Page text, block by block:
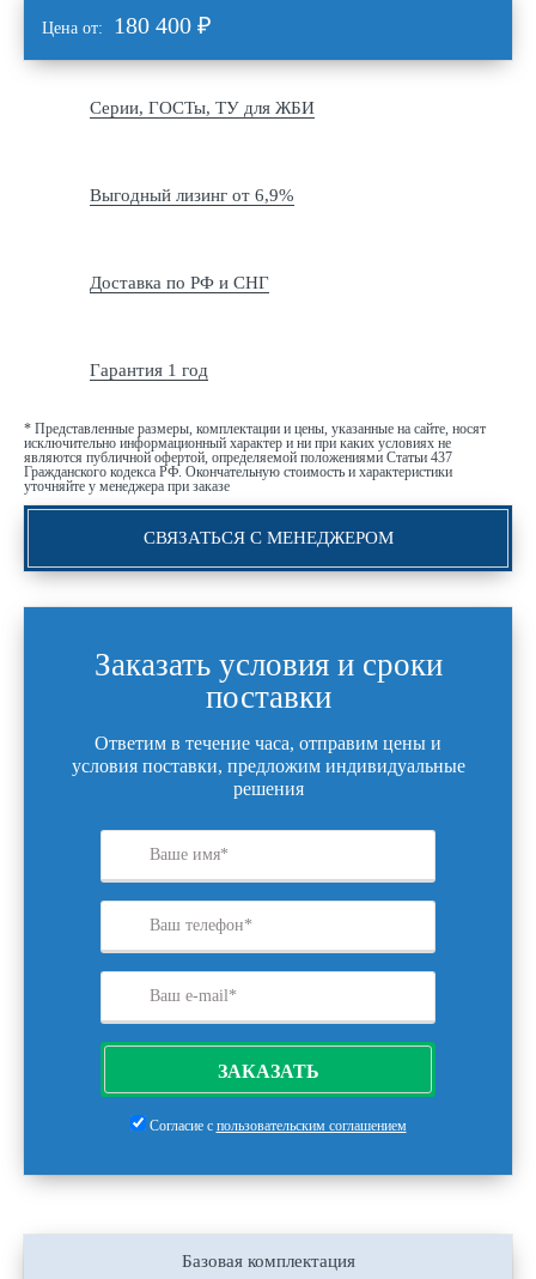
Цена от: 180 400 ₽
Серии, ГОСТы, ТУ для ЖБИ
Выгодный лизинг от 6,9%
Доставка по РФ и СНГ
Гарантия 1 год
* Представленные размеры, комплектации и цены, указанные на сайте, носят
исключительно информационный характер и ни при каких условиях не
являются публичной офертой, определяемой положениями Статьи 437
Гражданского кодекса РФ. Окончательную стоимость и характеристики
уточняйте у менеджера при заказе
СВЯЗАТЬСЯ С МЕНЕДЖЕРОМ
Заказать условия и сроки
поставки
Ответим в течение часа, отправим цены и
условия поставки, предложим индивидуальные
решения
ЗАКАЗАТЬ
Согласие с пользовательским соглашением
Базовая комплектация